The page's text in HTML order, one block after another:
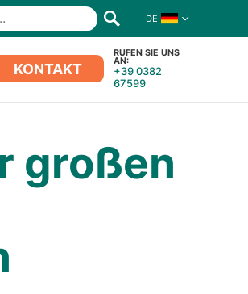
DE
KONTAKT
RUFEN SIE UNS
AN:
+39 0382
67599
großen